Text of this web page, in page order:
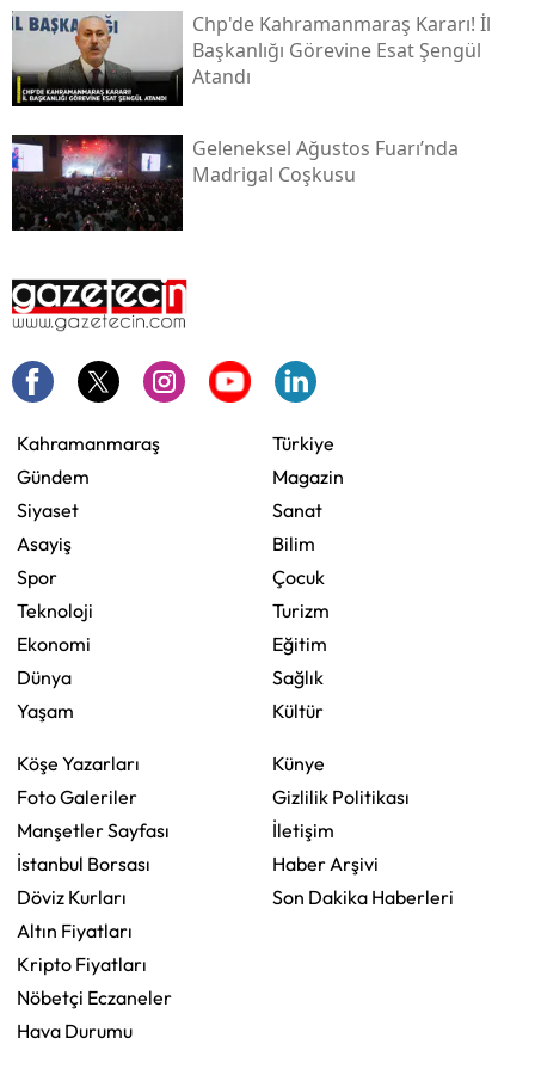
Chp'de Kahramanmaraş Kararı! İl
Başkanlığı Görevine Esat Şengül
Atandı
Geleneksel Ağustos Fuarı’nda
Madrigal Coşkusu
Kahramanmaraş
Gündem
Siyaset
Asayiş
Spor
Teknoloji
Ekonomi
Dünya
Yaşam
Türkiye
Magazin
Sanat
Bilim
Çocuk
Turizm
Eğitim
Sağlık
Kültür
Köşe Yazarları
Foto Galeriler
Manşetler Sayfası
İstanbul Borsası
Döviz Kurları
Altın Fiyatları
Kripto Fiyatları
Nöbetçi Eczaneler
Hava Durumu
Künye
Gizlilik Politikası
İletişim
Haber Arşivi
Son Dakika Haberleri